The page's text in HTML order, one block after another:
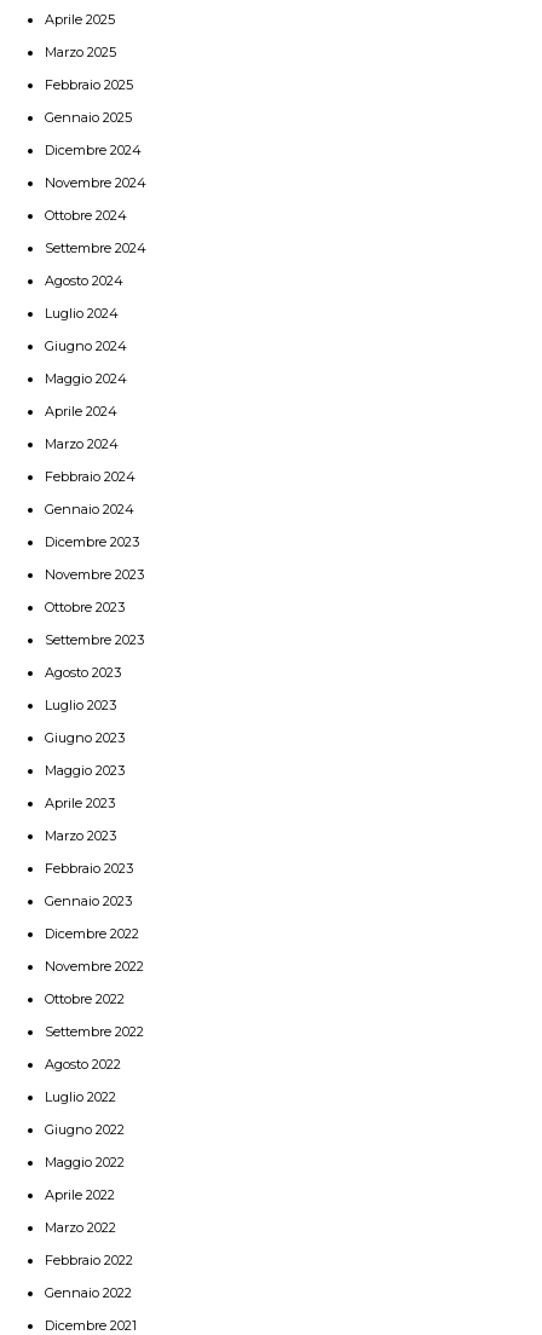
Aprile 2025
Marzo 2025
Febbraio 2025
Gennaio 2025
Dicembre 2024
Novembre 2024
Ottobre 2024
Settembre 2024
Agosto 2024
Luglio 2024
Giugno 2024
Maggio 2024
Aprile 2024
Marzo 2024
Febbraio 2024
Gennaio 2024
Dicembre 2023
Novembre 2023
Ottobre 2023
Settembre 2023
Agosto 2023
Luglio 2023
Giugno 2023
Maggio 2023
Aprile 2023
Marzo 2023
Febbraio 2023
Gennaio 2023
Dicembre 2022
Novembre 2022
Ottobre 2022
Settembre 2022
Agosto 2022
Luglio 2022
Giugno 2022
Maggio 2022
Aprile 2022
Marzo 2022
Febbraio 2022
Gennaio 2022
Dicembre 2021